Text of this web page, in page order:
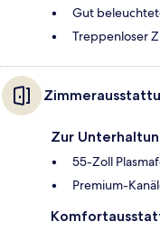
Gut
Treppenloser
Zur
55-Zoll
Premium-